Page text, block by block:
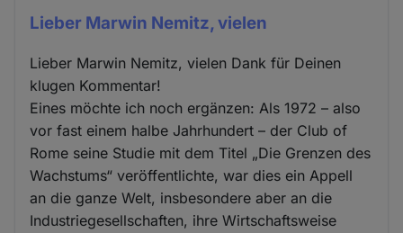
Lieber Marwin Nemitz, vielen
Lieber Marwin Nemitz, vielen Dank für Deinen
klugen Kommentar!
Eines möchte ich noch ergänzen: Als 1972 – also
vor fast einem halbe Jahrhundert – der Club of
Rome seine Studie mit dem Titel „Die Grenzen des
Wachstums“ veröffentlichte, war dies ein Appell
an die ganze Welt, insbesondere aber an die
Industriegesellschaften, ihre Wirtschaftsweise